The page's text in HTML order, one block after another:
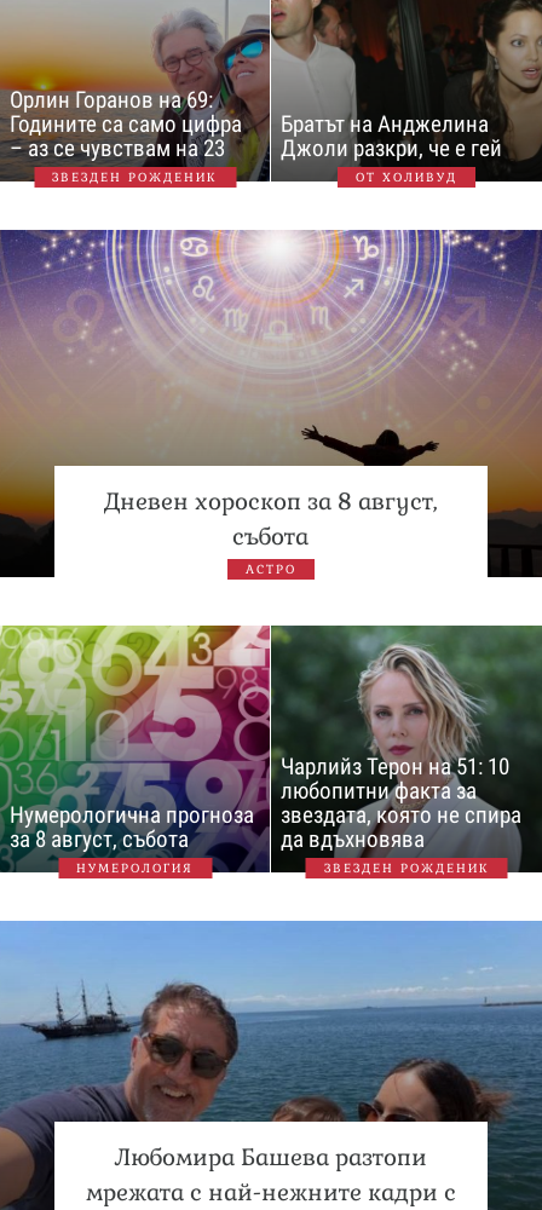
Орлин Горанов на 69:
Годините са само цифра
– аз се чувствам на 23
ЗВЕЗДЕН РОЖДЕНИК
Братът на Анджелина
Джоли разкри, че е гей
ОТ ХОЛИВУД
Дневен хороскоп за 8 август,
събота
АСТРО
Нумерологична прогноза
за 8 август, събота
НУМЕРОЛОГИЯ
Чарлийз Терон на 51: 10
любопитни факта за
звездата, която не спира
да вдъхновява
ЗВЕЗДЕН РОЖДЕНИК
Любомира Башева разтопи
мрежата с най-нежните кадри с